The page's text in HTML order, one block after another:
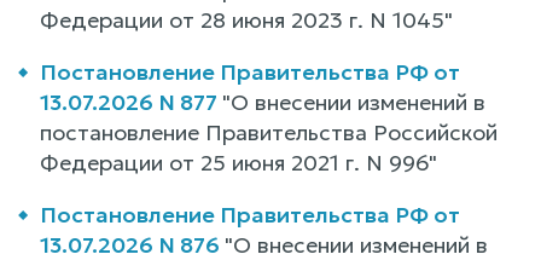
Федерации от 28 июня 2023 г. N 1045"
Постановление Правительства РФ от
13.07.2026 N 877 "О внесении изменений в
постановление Правительства Российской
Федерации от 25 июня 2021 г. N 996"
Постановление Правительства РФ от
13.07.2026 N 876 "О внесении изменений в